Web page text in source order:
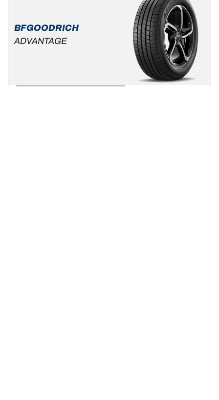
BFGOODRICH
ADVANTAGE